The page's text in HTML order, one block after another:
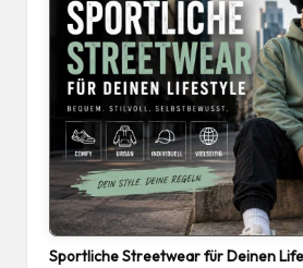
Sportliche Streetwear für Deinen